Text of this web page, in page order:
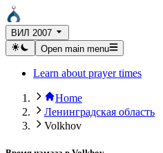
ВИЛ 2007
Open main menu
Learn about prayer times
Home
Ленинградская область
Volkhov